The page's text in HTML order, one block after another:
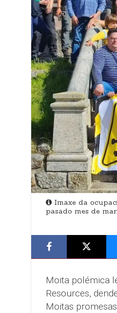
Imaxe da
pasado mes de
Moita polémica
Resources,
Moitas